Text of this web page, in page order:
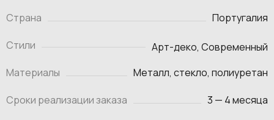
Страна Португалия
Стили
Арт-деко, Современный
Материалы
Металл, стекло, полиуретан
Сроки реализации заказа 3 — 4 месяца